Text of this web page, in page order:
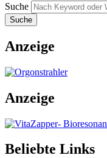
Suche
Anzeige
Anzeige
Beliebte Links